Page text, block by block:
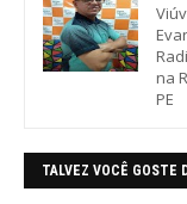
na
PE
TALVEZ VOCÊ GOSTE